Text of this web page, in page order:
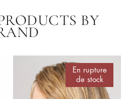
BY
En rupture
de stock